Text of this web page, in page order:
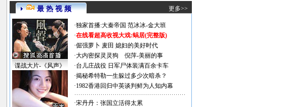
最 热 视 频 更多>>
谍战大片-《风声》
·独家首播:大秦帝国 范冰冰-金大班
·在线看超高收视大戏:蜗居(完整版)
·倔强萝卜 麦田 媳妇的美好时代
·大内密探灵灵狗
倪萍-美丽的事
·台儿庄战役 日军尸体装满百余卡车
·揭秘希特勒一生躲过多少次暗杀？
·1982香港回归中英谈判鲜为人知内幕
·宋丹丹：张国立活得太累